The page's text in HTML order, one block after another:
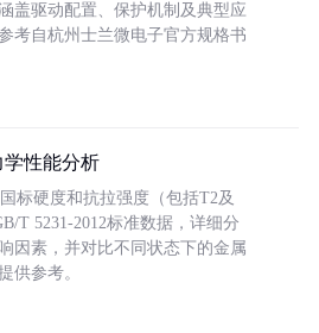
盖驱动配置、保护机制及典型应
考自杭州士兰微电子官方规格书
性能分析
标硬度和抗拉强度（包括T2及
T 5231-2012标准数据，详细分
因素，并对比不同状态下的金属
供参考。